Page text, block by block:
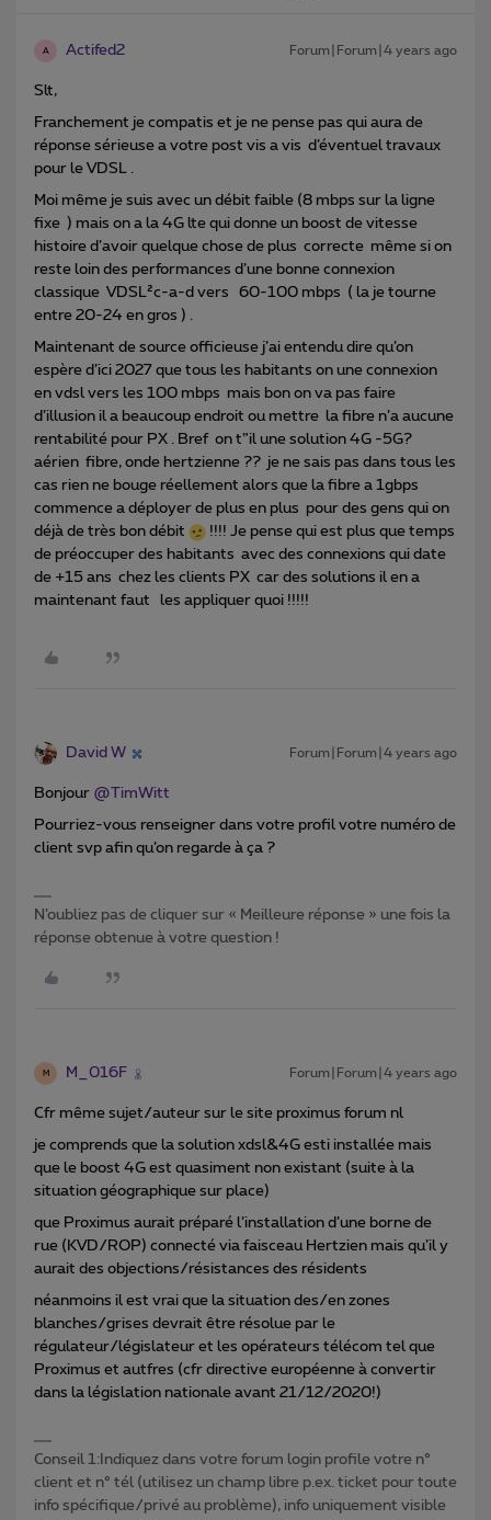
A Actifed2 Forum|Forum|4 years ago
Slt,
Franchement je compatis et je ne pense pas qui aura de
réponse sérieuse a votre post vis a vis d’éventuel travaux
pour le VDSL .
Moi même je suis avec un débit faible (8 mbps sur la ligne
fixe ) mais on a la 4G lte qui donne un boost de vitesse
histoire d’avoir quelque chose de plus correcte même si on
reste loin des performances d’une bonne connexion
classique VDSL²c-a-d vers 60-100 mbps ( la je tourne
entre 20-24 en gros ) .
Maintenant de source officieuse j’ai entendu dire qu’on
espère d’ici 2027 que tous les habitants on une connexion
en vdsl vers les 100 mbps mais bon on va pas faire
d’illusion il a beaucoup endroit ou mettre la fibre n’a aucune
rentabilité pour PX . Bref on t”il une solution 4G -5G?
aérien fibre, onde hertzienne ?? je ne sais pas dans tous les
cas rien ne bouge réellement alors que la fibre a 1gbps
commence a déployer de plus en plus pour des gens qui on
déjà de très bon débit
!!!! Je pense qui est plus que temps
de préoccuper des habitants avec des connexions qui date
de +15 ans chez les clients PX car des solutions il en a
maintenant faut les appliquer quoi !!!!!
David W Forum|Forum|4 years ago
Bonjour @TimWitt
Pourriez-vous renseigner dans votre profil votre numéro de
client svp afin qu’on regarde à ça ?
N’oubliez pas de cliquer sur « Meilleure réponse » une fois la
réponse obtenue à votre question !
M M_016F Forum|Forum|4 years ago
Cfr même sujet/auteur sur le site proximus forum nl
je comprends que la solution xdsl&4G esti installée mais
que le boost 4G est quasiment non existant (suite à la
situation géographique sur place)
que Proximus aurait préparé l’installation d’une borne de
rue (KVD/ROP) connecté via faisceau Hertzien mais qu’il y
aurait des objections/résistances des résidents
néanmoins il est vrai que la situation des/en zones
blanches/grises devrait être résolue par le
régulateur/législateur et les opérateurs télécom tel que
Proximus et autfres (cfr directive européenne à convertir
dans la législation nationale avant 21/12/2020!)
Conseil 1:Indiquez dans votre forum login profile votre n°
client et n° tél (utilisez un champ libre p.ex. ticket pour toute
info spécifique/privé au problème), info uniquement visible